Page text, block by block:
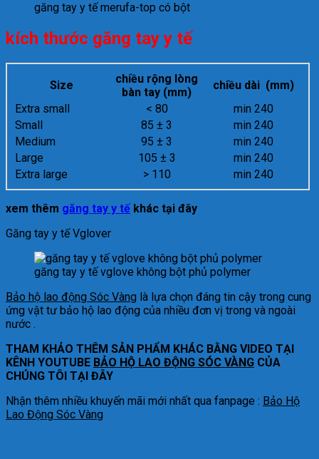
găng tay y tế merufa-top có bột
kích thước găng tay y tế
Size
chiều rộng lòng
bàn tay (mm)
chiều dài (mm)
Extra small
< 80
min 240
Small
85 ± 3
min 240
Medium
95 ± 3
min 240
Large
105 ± 3
min 240
Extra large
> 110 min 240
xem thêm găng tay y tế khác tại đây
Găng tay y tế Vglover
găng tay y tế vglove không bột phủ polymer
Bảo hộ lao động Sóc Vàng là lựa chọn đáng tin cậy trong cung
ứng vật tư bảo hộ lao động của nhiều đơn vị trong và ngoài
nước .
THAM KHẢO THÊM SẢN PHẨM KHÁC BẰNG VIDEO TẠI
KÊNH YOUTUBE BẢO HỘ LAO ĐỘNG SÓC VÀNG CỦA
CHÚNG TÔI TẠI ĐÂY
Nhận thêm nhiều khuyến mãi mới nhất qua fanpage : Bảo Hộ
Lao Động Sóc Vàng